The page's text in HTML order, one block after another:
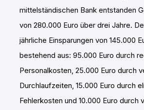
mittelständischen Bank entstanden
von 280.000 Euro über drei Jahre.
jährliche Einsparungen von 145.000
bestehend aus: 95.000 Euro durch
Personalkosten, 25.000 Euro durch
Durchlaufzeiten, 15.000 Euro durch
Fehlerkosten und 10.000 Euro durch